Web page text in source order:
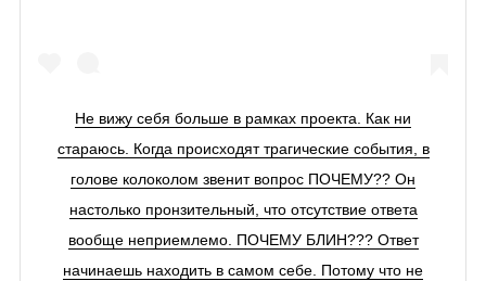
Не вижу себя больше в рамках проекта. Как ни
стараюсь. Когда происходят трагические события, в
голове колоколом звенит вопрос ПОЧЕМУ?? Он
настолько пронзительный, что отсутствие ответа
вообще неприемлемо. ПОЧЕМУ БЛИН??? Ответ
начинаешь находить в самом себе. Потому что не